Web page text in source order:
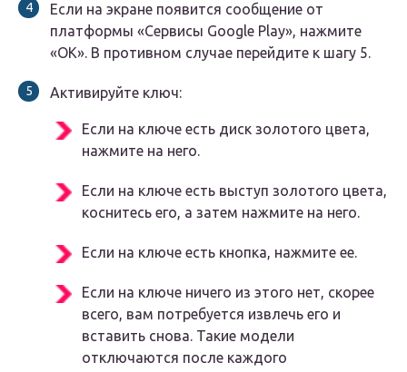
Если на экране появится сообщение от
платформы «Сервисы Google Play», нажмите
«ОК». В противном случае перейдите к шагу 5.
Активируйте ключ:
Если на ключе есть диск золотого цвета,
нажмите на него.
Если на ключе есть выступ золотого цвета,
коснитесь его, а затем нажмите на него.
Если на ключе есть кнопка, нажмите ее.
Если на ключе ничего из этого нет, скорее
всего, вам потребуется извлечь его и
вставить снова. Такие модели
отключаются после каждого